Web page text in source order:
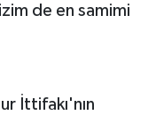
de en samimi
İttifakı'nın